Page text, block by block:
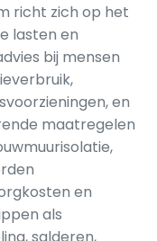
richt zich op het
lasten en
bij mensen
en
maatregelen
en
als